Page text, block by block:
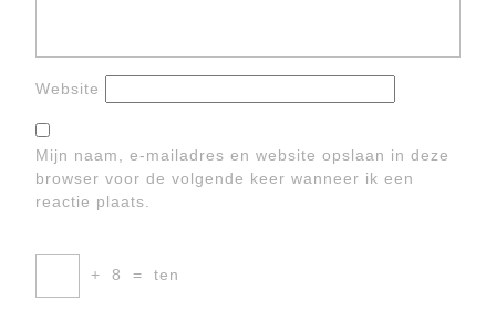
Website
Mijn naam, e-mailadres en website opslaan in deze
browser voor de volgende keer wanneer ik een
reactie plaats.
+ 8 = ten